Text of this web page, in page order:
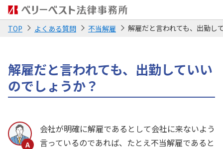
TOP よくある質問 不当解雇 解雇だと言われても、出勤し
解雇だと言われても、出勤していい
のでしょうか？
会社が明確に解雇であるとして会社に来ないよう
言っているのであれば、たとえ不当解雇であると